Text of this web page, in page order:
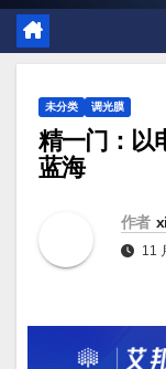
未分类 调光膜
精一门：以
蓝海
作者
11